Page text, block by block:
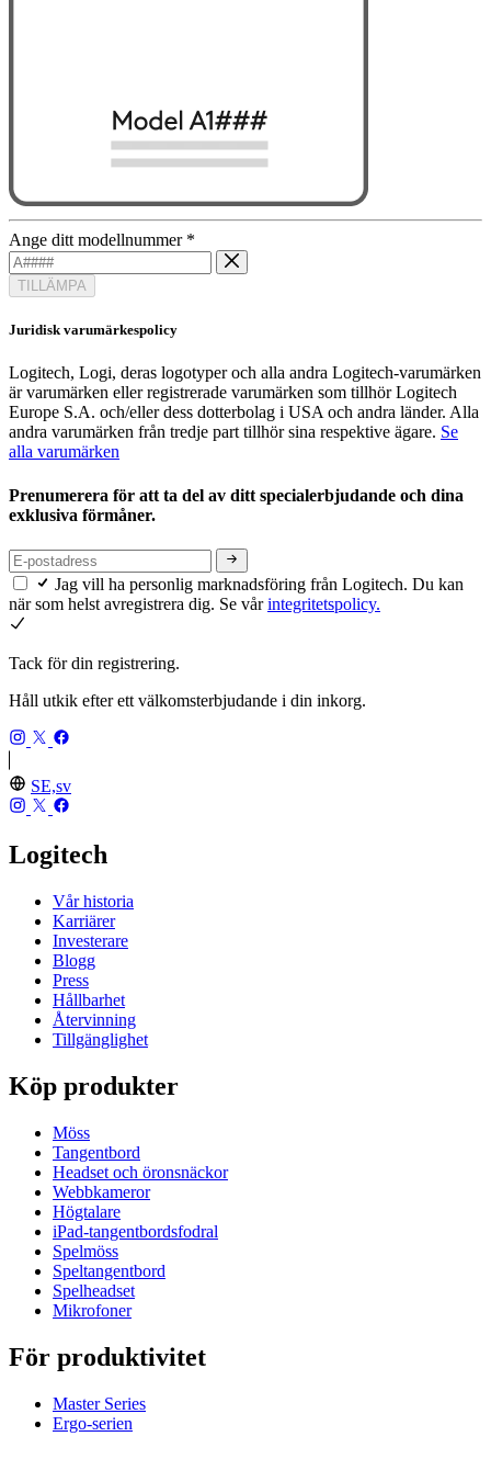
Ange ditt modellnummer *
TILLÄMPA
Juridisk varumärkespolicy
Logitech, Logi, deras logotyper och alla andra Logitech-varumärken
är varumärken eller registrerade varumärken som tillhör Logitech
Europe S.A. och/eller dess dotterbolag i USA och andra länder. Alla
andra varumärken från tredje part tillhör sina respektive ägare. Se
alla varumärken
Prenumerera för att ta del av ditt specialerbjudande och dina
exklusiva förmåner.
Jag vill ha personlig marknadsföring från Logitech. Du kan
när som helst avregistrera dig. Se vårintegritetspolicy.
Tack för din registrering.
Håll utkik efter ett välkomsterbjudande i din inkorg.
SE,sv
Logitech
Vår historia
Karriärer
Investerare
Blogg
Press
Hållbarhet
Återvinning
Tillgänglighet
Köp produkter
Möss
Tangentbord
Headset och öronsnäckor
Webbkameror
Högtalare
iPad-tangentbordsfodral
Spelmöss
Speltangentbord
Spelheadset
Mikrofoner
För produktivitet
Master Series
Ergo-serien